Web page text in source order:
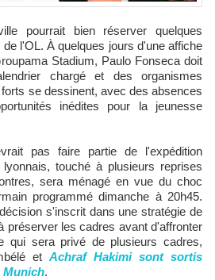
l'OL. À quelques jours d'une affiche
Stadium, Paulo Fonseca doit
chargé et des organismes
se dessinent, avec des absences
inédites pour la jeunesse
pas faire partie de l'expédition
touché à plusieurs reprises
sera ménagé en vue du choc
programmé dimanche à 20h45.
s'inscrit dans une stratégie de
préserver les cadres avant d'affronter
qui sera privé de plusieurs cadres,
et Achraf Hakimi sont sortis
Munich.